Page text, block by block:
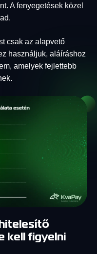
A fenyegetések közel
csak az alapvető
használjuk, aláíráshoz
amelyek fejlettebb
kell figyelni